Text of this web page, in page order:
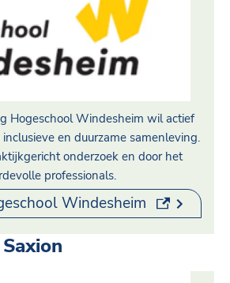
Hogeschool Windesheim wil actief
en duurzame samenleving.
onderzoek en door het
professionals.
Windesheim (externe